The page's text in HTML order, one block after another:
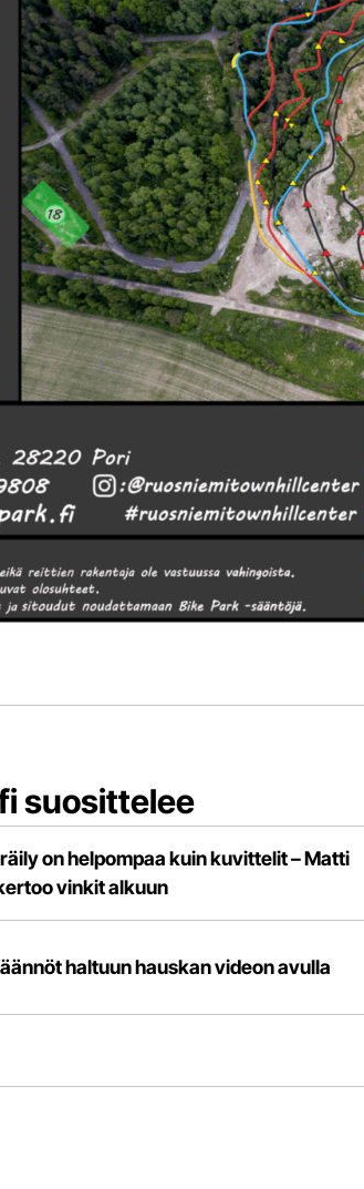
suosittelee
on helpompaa kuin kuvittelit – Matti
vinkit alkuun
haltuun hauskan videon avulla